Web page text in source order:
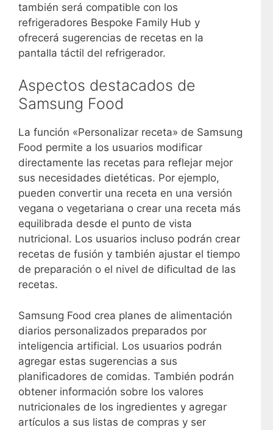
también será compatible con los
refrigeradores Bespoke Family Hub y
ofrecerá sugerencias de recetas en la
pantalla táctil del refrigerador.
Aspectos destacados de
Samsung Food
La función «Personalizar receta» de Samsung
Food permite a los usuarios modificar
directamente las recetas para reflejar mejor
sus necesidades dietéticas. Por ejemplo,
pueden convertir una receta en una versión
vegana o vegetariana o crear una receta más
equilibrada desde el punto de vista
nutricional. Los usuarios incluso podrán crear
recetas de fusión y también ajustar el tiempo
de preparación o el nivel de dificultad de las
recetas.
Samsung Food crea planes de alimentación
diarios personalizados preparados por
inteligencia artificial. Los usuarios podrán
agregar estas sugerencias a sus
planificadores de comidas. También podrán
obtener información sobre los valores
nutricionales de los ingredientes y agregar
artículos a sus listas de compras y ser